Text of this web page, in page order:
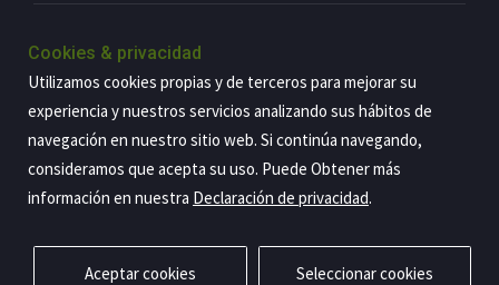
negocio agro con un modelo global
de especialización presente en siete
países
29-Julio-2026
Privacidad Aviso legal Política de cookies Contacto RSS
Cookies & privacidad
Utilizamos cookies propias y de terceros para mejorar su
experiencia y nuestros servicios analizando sus hábitos de
navegación en nuestro sitio web. Si continúa navegando,
consideramos que acepta su uso. Puede Obtener más
información en nuestra Declaración de privacidad.
Aceptar cookies Seleccionar cookies